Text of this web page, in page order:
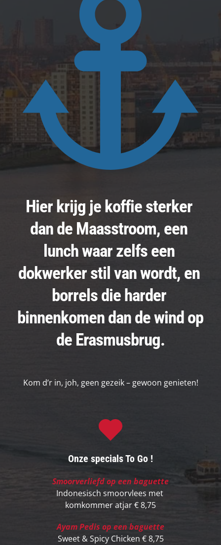
Hier krijg je koffie sterker
dan de Maasstroom, een
lunch waar zelfs een
dokwerker stil van wordt, en
borrels die harder
binnenkomen dan de wind op
de Erasmusbrug.
Kom d’r in, joh, geen gezeik – gewoon genieten!
Onze specials To Go !
Smoorverliefd op een baguette
Indonesisch smoorvlees met
komkommer atjar € 8,75
Ayam Pedis op een baguette
Sweet & Spicy Chicken € 8,75